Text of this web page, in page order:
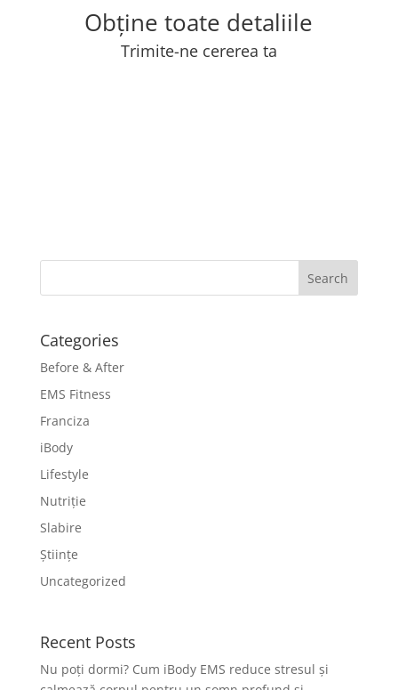
Obține toate detaliile
Trimite-ne cererea ta
Categories
Before & After
EMS Fitness
Franciza
iBody
Lifestyle
Nutriție
Slabire
Științe
Uncategorized
Recent Posts
Nu poți dormi? Cum iBody EMS reduce stresul și